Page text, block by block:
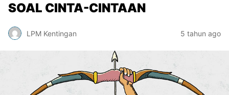
SOAL CINTA-CINTAAN
LPM Kentingan 5 tahun ago